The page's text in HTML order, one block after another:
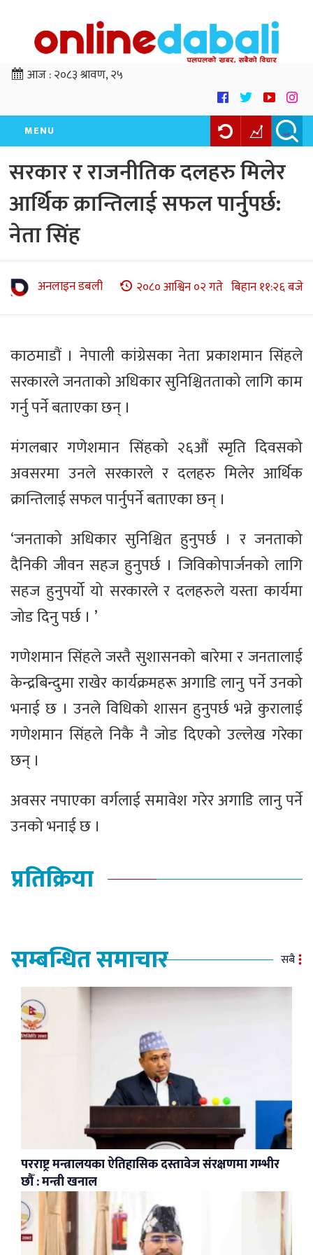
आज :२०८३ श्रावण, २५
MENU
सरकार र राजनीतिक दलहरु मिलेर
आर्थिक क्रान्तिलाई सफल पार्नुपर्छ:
नेता सिंह
अनलाइन डबली २०८० आश्विन ०२ गते बिहान ११:२६ बजे
काठमाडौं । नेपाली कांग्रेसका नेता प्रकाशमान सिंहले
सरकारले जनताको अधिकार सुनिश्चितताको लागि काम
गर्नु पर्ने बताएका छन् ।
मंगलबार गणेशमान सिंहको २६औं स्मृति दिवसको
अवसरमा उनले सरकारले र दलहरु मिलेर आर्थिक
क्रान्तिलाई सफल पार्नुपर्ने बताएका छन् ।
‘जनताको अधिकार सुनिश्चित हुनुपर्छ । र जनताको
दैनिकी जीवन सहज हुनुपर्छ । जिविकोपार्जनको लागि
सहज हुनुपर्यो यो सरकारले र दलहरुले यस्ता कार्यमा
जोड दिनु पर्छ । ’
गणेशमान सिंहले जस्तै सुशासनको बारेमा र जनतालाई
केन्द्रबिन्दुमा राखेर कार्यक्रमहरू अगाडि लानु पर्ने उनको
भनाई छ । उनले विधिको शासन हुनुपर्छ भन्ने कुरालाई
गणेशमान सिंहले निकै नै जोड दिएको उल्लेख गरेका
छन् ।
अवसर नपाएका वर्गलाई समावेश गरेर अगाडि लानु पर्ने
उनको भनाई छ ।
प्रतिक्रिया
सम्बन्धित समाचार सबै
परराष्ट्र मन्त्रालयका ऐतिहासिक दस्तावेज संरक्षणमा गम्भीर
छौँ : मन्त्री खनाल